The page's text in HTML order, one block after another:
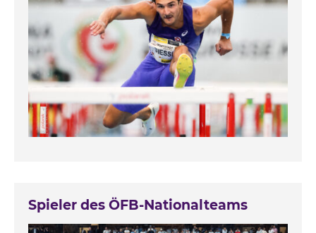
Spieler des ÖFB-Nationalteams